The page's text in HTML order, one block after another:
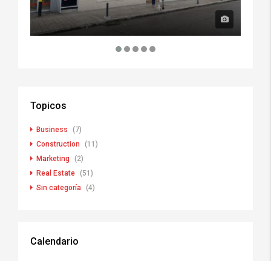
Topicos
Business
(7)
Construction
(11)
Marketing
(2)
Real Estate (51)
Sin categoría (4)
Calendario